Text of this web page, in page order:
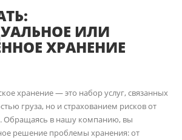
ИЛИ
ХРАНЕНИЕ
хранение — это набор услуг, связанных
груза, но и страхованием рисков от
Обращаясь в нашу компанию, вы
решение проблемы хранения: от